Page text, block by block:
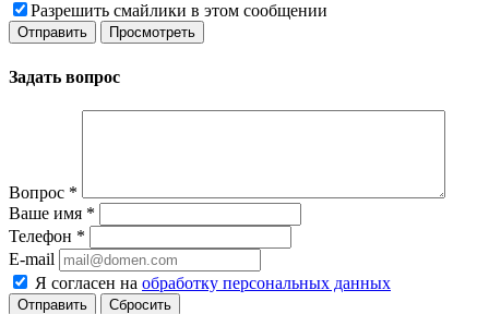
Разрешить смайлики в этом сообщении
Задать вопрос
Вопрос *
Ваше имя *
Телефон *
E-mail
Я согласен на обработку персональных данных
Сбросить